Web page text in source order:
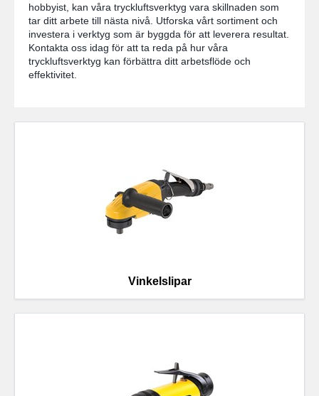
hobbyist, kan våra tryckluftsverktyg vara skillnaden som
tar ditt arbete till nästa nivå. Utforska vårt sortiment och
investera i verktyg som är byggda för att leverera resultat.
Kontakta oss idag för att ta reda på hur våra
tryckluftsverktyg kan förbättra ditt arbetsflöde och
effektivitet.
Vinkelslipar